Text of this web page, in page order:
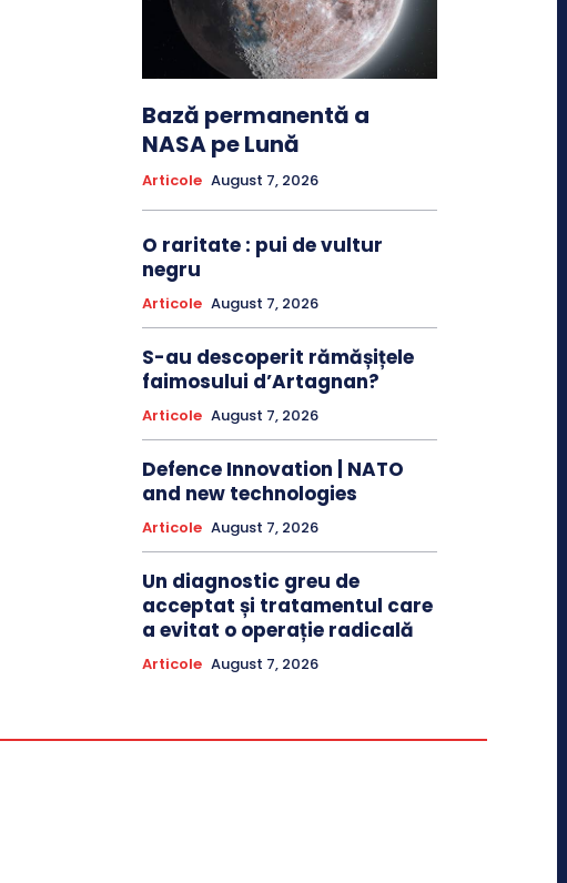
Bază permanentă a
NASA pe Lună
Articole August 7, 2026
O raritate : pui de vultur
negru
Articole August 7, 2026
S-au descoperit rămășițele
faimosului d’Artagnan?
Articole August 7, 2026
Defence Innovation | NATO
and new technologies
Articole August 7, 2026
Un diagnostic greu de
acceptat și tratamentul care
a evitat o operație radicală
Articole August 7, 2026